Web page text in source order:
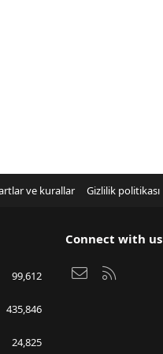
ve kurallar Gizlilik politikası
99,612
435,846
24,825
Connect with us
Bize ulaşın